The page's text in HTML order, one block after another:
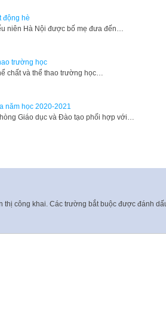
động hè
niên Hà Nội được bố mẹ đưa đến…
trường học
chất và thể thao trường học…
năm học 2020-2021
Giáo dục và Đào tạo phối hợp với…
thị công khai. Các trường bắt buộc được đánh